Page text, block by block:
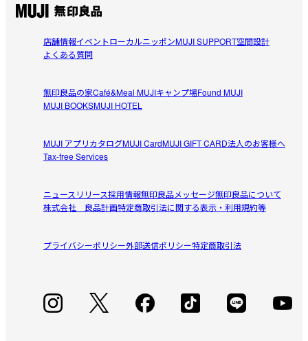
一枚での着用はもちろん、羽織としても活躍するスタンドカラ
ズで、カジュアルな雰囲気に仕上げています。
伸縮性：なし
フィット感：ゆったりめ
【こちらもおすすめ】
同素材の「長袖シャツワンピース
受取手段店舗受け取り可・コンビニ受け取り可
M
2026/06/07
カラーも着心地も良い
肩や腰にも巻きやすい
ゆみ
着回しがきく
ジュアルにも着れる。
参考になった（0人）
店舗情報イベントローカルニッポンMUJI SUPPORT空間設計
よくある質問
無印良品の家Café&Meal MUJIキャンプ場Found MUJI
MUJI BOOKSMUJI HOTEL
MUJI アプリカタログMUJI CardMUJI GIFT CARD法人のお客様へ
Tax-free Services
ニュースリリース採用情報無印良品メッセージ無印良品について
株式会社 良品計画特定商取引法に関する表示・利用規約等
プライバシーポリシー外部送信ポリシー特定商取引法